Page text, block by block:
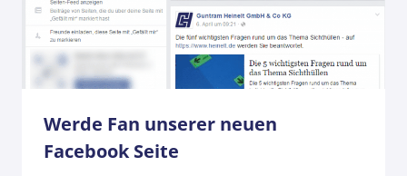
Werde Fan unserer neuen
Facebook Seite